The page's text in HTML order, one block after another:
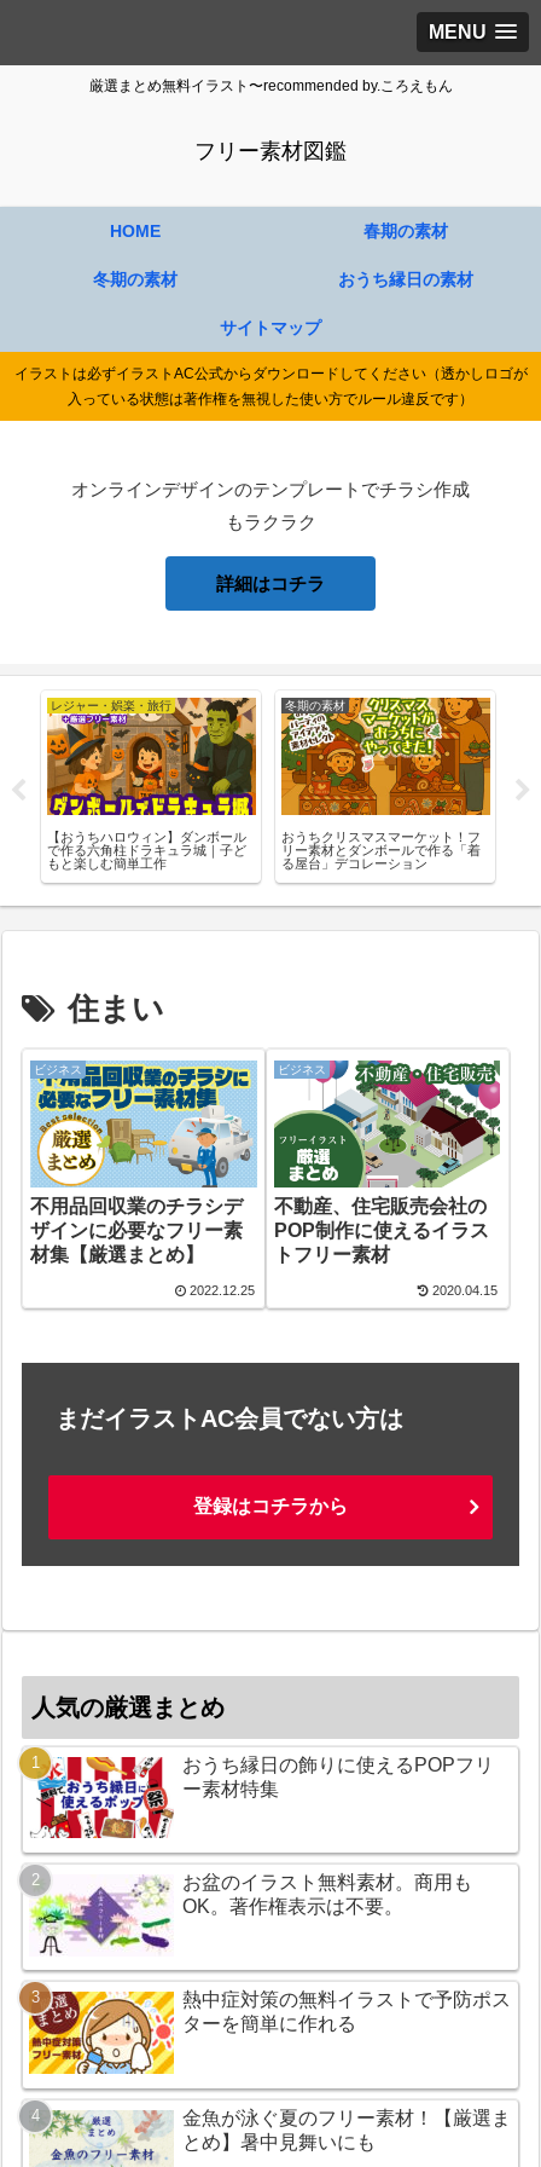
MENU
厳選まとめ無料イラスト〜recommended by.ころえもん
フリー素材図鑑
HOME 春期の素材
冬期の素材 おうち縁日の素材
サイトマップ
イラストは必ずイラストAC公式からダウンロードしてください（透かしロゴが
入っている状態は著作権を無視した使い方でルール違反です）
オンラインデザインのテンプレートでチラシ作成
もラクラク
詳細はコチラ
レジャー・娯楽・旅行
【おうちハロウィン】ダンボール
で作る六角柱ドラキュラ城｜子ど
もと楽しむ簡単工作
冬期の素材
おうちクリスマスマーケット！フ
リー素材とダンボールで作る「着
る屋台」デコレーション
住まい
ビジネス
不用品回収業のチラシデ
ザインに必要なフリー素
材集【厳選まとめ】
2022.12.25
ビジネス
不動産、住宅販売会社の
POP制作に使えるイラス
トフリー素材
2020.04.15
まだイラストAC会員でない方は
登録はコチラから
人気の厳選まとめ
おうち縁日の飾りに使えるPOPフリ
ー素材特集
お盆のイラスト無料素材。商用も
OK。著作権表示は不要。
熱中症対策の無料イラストで予防ポス
ターを簡単に作れる
金魚が泳ぐ夏のフリー素材！【厳選ま
とめ】暑中見舞いにも